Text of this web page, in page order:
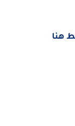
هنا